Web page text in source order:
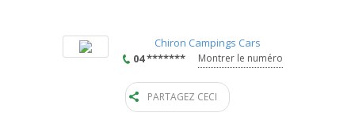
Chiron Campings Cars
04 *******
Montrer le numéro
PARTAGEZ CECI